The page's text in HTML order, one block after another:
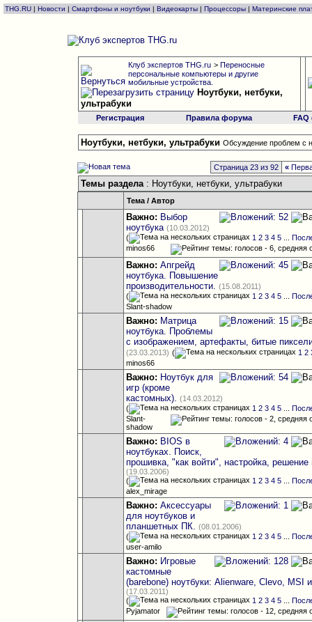
THG.RU | Новости | Смартфоны и ноутбуки | Видеокарты | Процессоры | Материнские
Клуб экспертов THG.ru > Переносные
персональные компьютеры и другие
мобильные устройства.
Ноутбуки, нетбуки,
ультрабуки
Регистрация Правила форума
Ноутбуки, нетбуки, ультрабуки Обсуждение проблем с
Страница 23 из 92 «
Темы раздела: Ноутбуки, нетбуки, ультрабуки
Тема /Автор
Важно: Выбор
ноутбука (10.03.2012)
(
1 2 3 4 5 ...
minos66
Важно: Апгрейд
ноутбука. Повышение
производительности. (15.08.2011)
(
1 2 3 4 5 ...
Slant-shadow
Важно: Матрица
ноутбука. Проблемы
с изображением, артефакты, битые
(23.03.2013) ( 1 2
minos66
Важно: Ноутбук для
игр (кроме
кастомных). (14.03.2012)
(
1 2 3 4 5 ...
Slant-
shadow
Важно: BIOS в
ноутбуках. Поиск,
прошивка, "как войти", настройка,
(19.03.2006)
(
1 2 3 4 5 ...
alex_mirage
Важно: Аксессуары
для ноутбуков и
планшетных ПК. (08.01.2006)
(
1 2 3 4 5 ...
user-amilo
Важно: Игровые
кастомные
(barebone) ноутбуки: Alienware, Clevo, MSI
(17.03.2011)
(
1 2 3 4 5 ...
Pyjamator